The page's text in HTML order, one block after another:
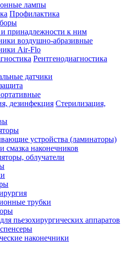
лампы
Профилактика
принадлежности к ним
воздушно-абразивные
Air-Flo
Рентгенодиагностика
датчики
Стерилизация,
устройства (ламинаторы)
смазка наконечников
облучатели
трубки
пьезохирургических аппаратов
наконечники